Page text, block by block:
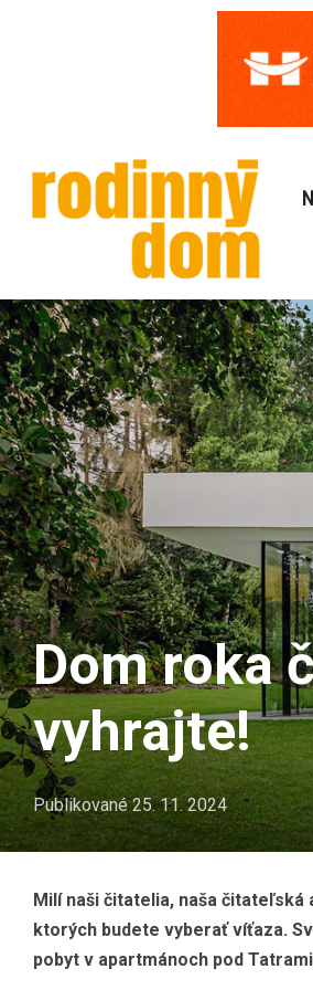
Dom roka
vyhrajte!
Publikované25. 11. 2024
Milí naši čitatelia, naša
ktorých budete vyberať víťaza.
pobyt v apartmánoch pod